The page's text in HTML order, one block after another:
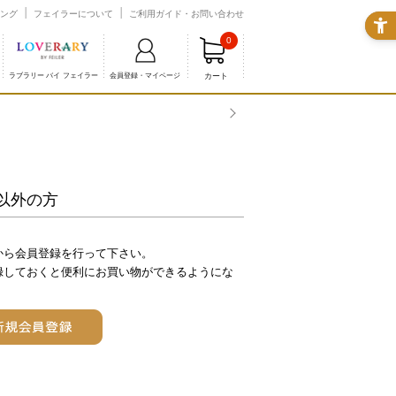
グ フェイラーについて ご利用ガイド・お問い合わせ
ラブラリー バイ フェイラー 会員登録・マイページ カート
0
外の方
会員登録を行って下さい。
ておくと便利にお買い物ができるようにな